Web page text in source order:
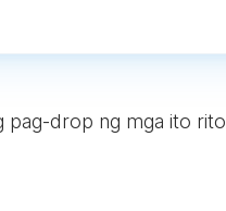
pag-drop ng mga ito rito